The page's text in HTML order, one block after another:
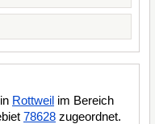
Rottweil im Bereich
78628 zugeordnet.